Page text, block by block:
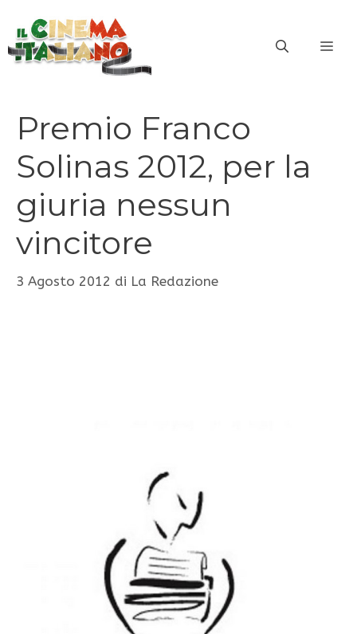
contenuto
Premio Franco
Solinas 2012, per la
giuria nessun
vincitore
3 Agosto 2012 di La Redazione